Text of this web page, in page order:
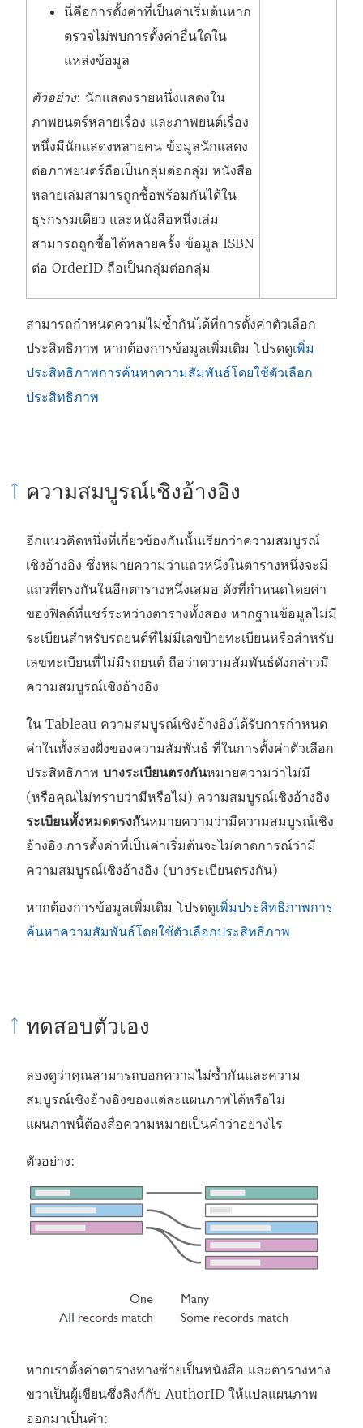
นี่คือการตั้งค่าที่เป็นค่าเริ่มต้นหาก
ตรวจไม่พบการตั้งค่าอื่นใดใน
แหล่งข้อมูล
ตัวอย่าง: นักแสดงรายหนึ่งแสดงใน
ภาพยนตร์หลายเรื่อง และภาพยนต์เรื่อง
หนึ่งมีนักแสดงหลายคน ข้อมูลนักแสดง
ต่อภาพยนตร์ถือเป็นกลุ่มต่อกลุ่ม หนังสือ
หลายเล่มสามารถูกซื้อพร้อมกันได้ใน
ธุรกรรมเดียว และหนังสือหนึ่งเล่ม
สามารถถูกซื้อได้หลายครั้ง ข้อมูล ISBN
ต่อ OrderID ถือเป็นกลุ่มต่อกลุ่ม
สามารถกำหนดความไม่ซ้ำกันได้ที่การตั้งค่าตัวเลือก
ประสิทธิภาพ หากต้องการข้อมูลเพิ่มเติม โปรดดูเพิ่ม
ประสิทธิภาพการค้นหาความสัมพันธ์โดยใช้ตัวเลือก
ประสิทธิภาพ
ความสมบูรณ์เชิงอ้างอิง
อีกแนวคิดหนึ่งที่เกี่ยวข้องกันนั้นเรียกว่าความสมบูรณ์
เชิงอ้างอิง ซึ่งหมายความว่าแถวหนึ่งในตารางหนึ่งจะมี
แถวที่ตรงกันในอีกตารางหนึ่งเสมอ ดังที่กำหนดโดยค่า
ของฟิลด์ที่แชร์ระหว่างตารางทั้งสอง หากฐานข้อมูลไม่มี
ระเบียนสำหรับรถยนต์ที่ไม่มีเลขป้ายทะเบียนหรือสำหรับ
เลขทะเบียนที่ไม่มีรถยนต์ ถือว่าความสัมพันธ์ดังกล่าวมี
ความสมบูรณ์เชิงอ้างอิง
ใน Tableau ความสมบูรณ์เชิงอ้างอิงได้รับการกำหนด
ค่าในทั้งสองฝั่งของความสัมพันธ์ ที่ในการตั้งค่าตัวเลือก
ประสิทธิภาพ บางระเบียนตรงกันหมายความว่าไม่มี
(หรือคุณไม่ทราบว่ามีหรือไม่) ความสมบูรณ์เชิงอ้างอิง
ระเบียนทั้งหมดตรงกันหมายความว่ามีความสมบูรณ์เชิง
อ้างอิง การตั้งค่าที่เป็นค่าเริ่มต้นจะไม่คาดการณ์ว่ามี
ความสมบูรณ์เชิงอ้างอิง (บางระเบียนตรงกัน)
หากต้องการข้อมูลเพิ่มเติม โปรดดูเพิ่มประสิทธิภาพการ
ค้นหาความสัมพันธ์โดยใช้ตัวเลือกประสิทธิภาพ
ทดสอบตัวเอง
ลองดูว่าคุณสามารถบอกความไม่ซ้ำกันและความ
สมบูรณ์เชิงอ้างอิงของแต่ละแผนภาพได้หรือไม่
แผนภาพนี้ต้องสื่อความหมายเป็นคำว่าอย่างไร
ตัวอย่าง:
หากเราตั้งค่าตารางทางซ้ายเป็นหนังสือ และตารางทาง
ขวาเป็นผู้เขียนซึ่งลิงก์กับ AuthorID ให้แปลแผนภาพ
ออกมาเป็นคำ: